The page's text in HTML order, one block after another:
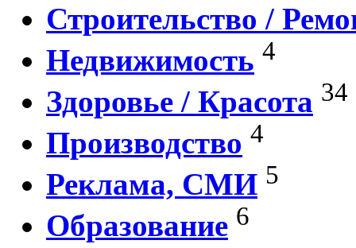
Строительство /
Недвижимость 4
Здоровье / Красота 34
Производство 4
Реклама, СМИ 5
Образование 6